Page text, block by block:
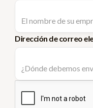
Dirección de correo